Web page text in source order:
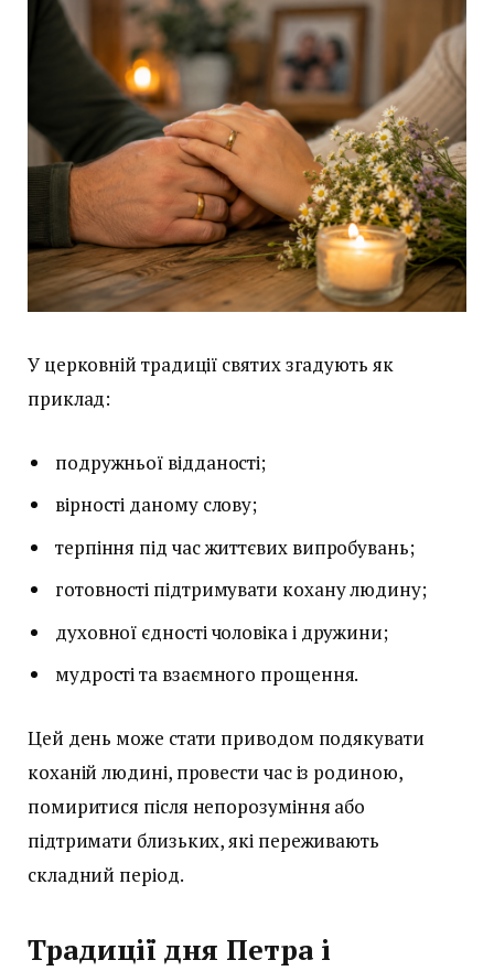
У церковній традиції святих згадують як
приклад:
подружньої відданості;
вірності даному слову;
терпіння під час життєвих випробувань;
готовності підтримувати кохану людину;
духовної єдності чоловіка і дружини;
мудрості та взаємного прощення.
Цей день може стати приводом подякувати
коханій людині, провести час із родиною,
помиритися після непорозуміння або
підтримати близьких, які переживають
складний період.
Традиції дня Петра і